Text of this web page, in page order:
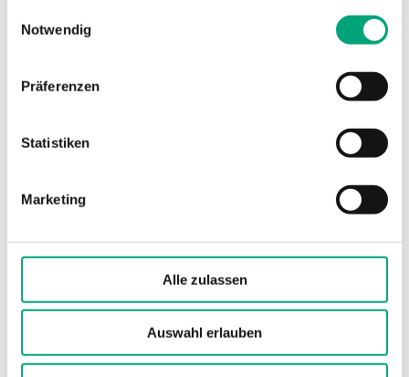
Notwendig
Präferenzen
Statistiken
Marketing
Alle zulassen
Auswahl erlauben
Konfigurationssoftware für Regio RCP, RCF, RC<
Software und Dokumentation